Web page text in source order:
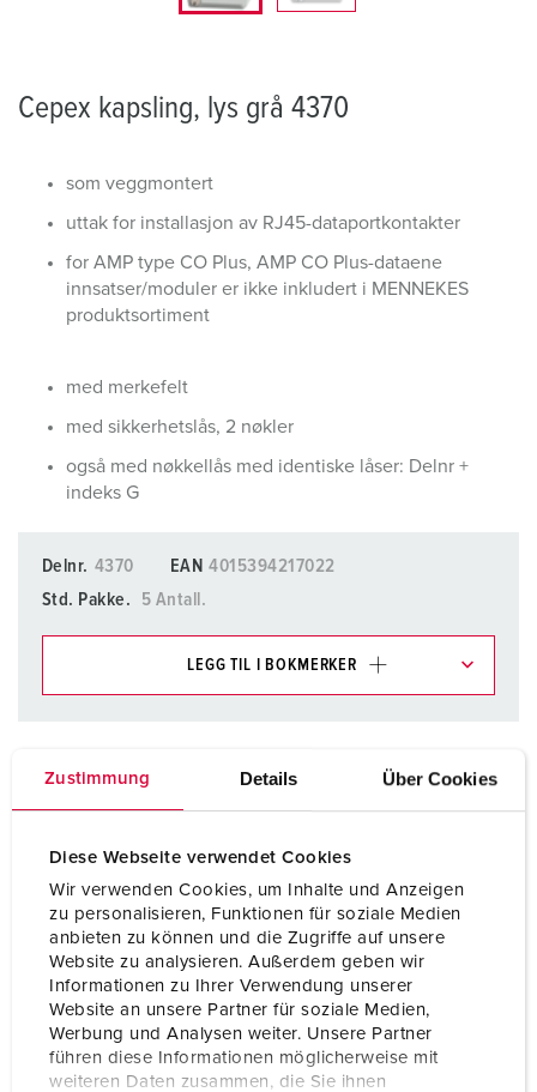
Zustimmung Details Über Cookies
Diese Webseite verwendet Cookies
Wir verwenden Cookies, um Inhalte und Anzeigen
zu personalisieren, Funktionen für soziale Medien
anbieten zu können und die Zugriffe auf unsere
Website zu analysieren. Außerdem geben wir
Informationen zu Ihrer Verwendung unserer
Website an unsere Partner für soziale Medien,
Werbung und Analysen weiter. Unsere Partner
führen diese Informationen möglicherweise mit
weiteren Daten zusammen, die Sie ihnen
Cepex kapsling, lys grå 4370
som veggmontert
uttak for installasjon av RJ45-dataportkontakter
for AMP type CO Plus, AMP CO Plus-dataene
innsatser/moduler er ikke inkludert i MENNEKES
produktsortiment
med merkefelt
med sikkerhetslås, 2 nøkler
også med nøkkellås med identiske låser: Delnr +
indeks G
Delnr. 4370 EAN 4015394217022
Std. Pakke.
5 Antall.
LEGG TIL I BOKMERKER
Min liste(0) LEGG TIL
Tekniske spesifikasjoner
Cepex kapsling, lys grå 4370